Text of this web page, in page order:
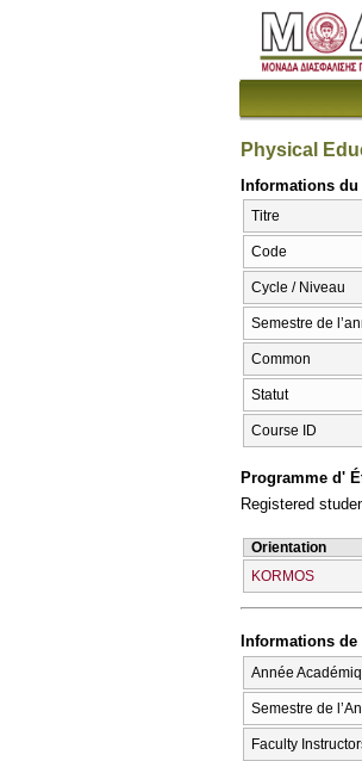
Physical
Informations
Titre
Code
Cycle / Niveau
Semestre de
Common
Statut
Course ID
Programme d'
Registered
Orientation
KORMOS
Informations de
Année
Semestre de
Faculty